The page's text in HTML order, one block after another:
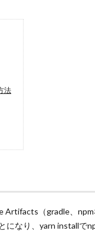
法
Artifacts（gradle、
になり、yarn installで